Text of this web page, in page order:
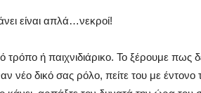
είναι απλά…νεκροί!
τρόπο ή παιχνιδιάρικο. Το ξέρουμε πως
νέο δικό σας ρόλο, πείτε του με